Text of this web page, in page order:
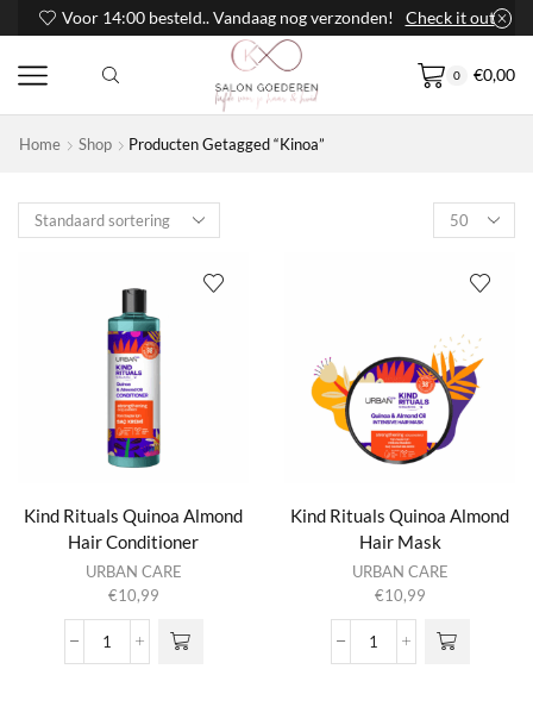
Voor 14:00 besteld.. Vandaag nog verzonden! Check it out
0 €0,00
Home Shop Producten Getagged “Kinoa”
Products
per
Kind Rituals Quinoa Almond
Hair Conditioner
URBAN CARE
€10,99
Kind
Kind Rituals Quinoa Almond
Hair Mask
URBAN CARE
€10,99
Kind